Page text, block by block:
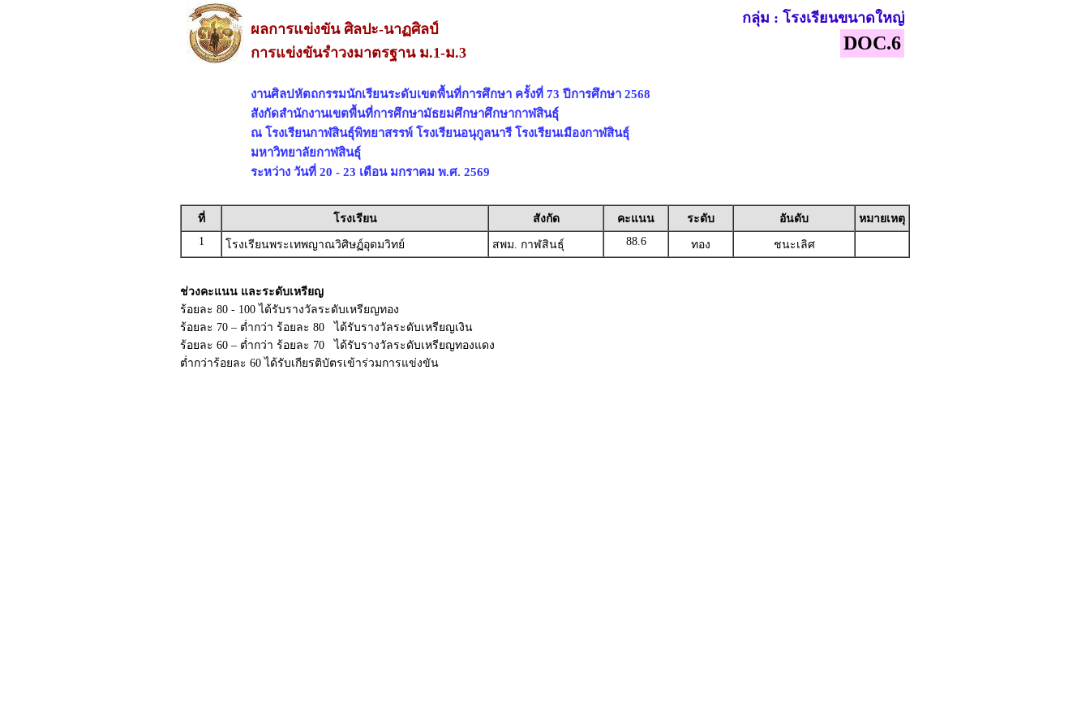
ผลการแข่งขัน ศิลปะ-นาฏศิลป์
การแข่งขันรำวงมาตรฐาน ม.1-ม.3
งานศิลปหัตถกรรมนักเรียนระดับเขตพื้นที่การศึกษา ครั้งที่ 73 ปีการศึกษา 2568
สังกัดสำนักงานเขตพื้นที่การศึกษามัธยมศึกษาศึกษากาฬสินธุ์
ณ โรงเรียนกาฬสินธุ์พิทยาสรรพ์ โรงเรียนอนุกูลนารี โรงเรียนเมืองกาฬสินธุ์
มหาวิทยาลัยกาฬสินธุ์
ระหว่าง วันที่ 20 - 23 เดือน มกราคม พ.ศ. 2569
กลุ่ม : โรงเรียนขนาดใหญ่
DOC.6
ที่ โรงเรียน สังกัด คะแนน ระดับ อันดับ
หมายเหตุ
1
โรงเรียนพระเทพญาณวิศิษฏ์อุดมวิทย์ สพม. กาฬสินธุ์ 88.6 ทอง ชนะเลิศ
ช่วงคะแนน และระดับเหรียญ
ร้อยละ 80 - 100 ได้รับรางวัลระดับเหรียญทอง
ร้อยละ 70 – ต่ำกว่า ร้อยละ 80 ได้รับรางวัลระดับเหรียญเงิน
ร้อยละ 60 – ต่ำกว่า ร้อยละ 70 ได้รับรางวัลระดับเหรียญทองแดง
ต่ำกว่าร้อยละ 60 ได้รับเกียรติบัตรเข้าร่วมการแข่งขัน